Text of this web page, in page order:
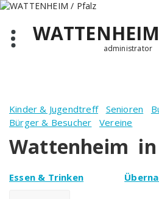
Zum
springen
administrator
Kinder & Jugendtreff Senioren
Bürger & Besucher
Vereine
Wattenheim
Essen & Trinken